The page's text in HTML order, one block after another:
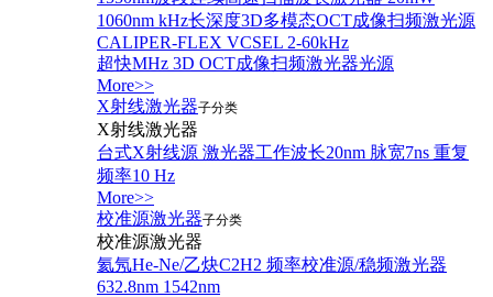
1060nm kHz长深度3D多模态OCT成像扫频激光源
CALIPER-FLEX VCSEL 2-60kHz
超快MHz 3D OCT成像扫频激光器光源
More>>
X射线激光器子分类
X射线激光器
台式X射线源 激光器工作波长20nm 脉宽7ns 重复
频率10 Hz
More>>
校准源激光器子分类
校准源激光器
氦氖He-Ne/乙炔C2H2 频率校准源/稳频激光器
632.8nm 1542nm